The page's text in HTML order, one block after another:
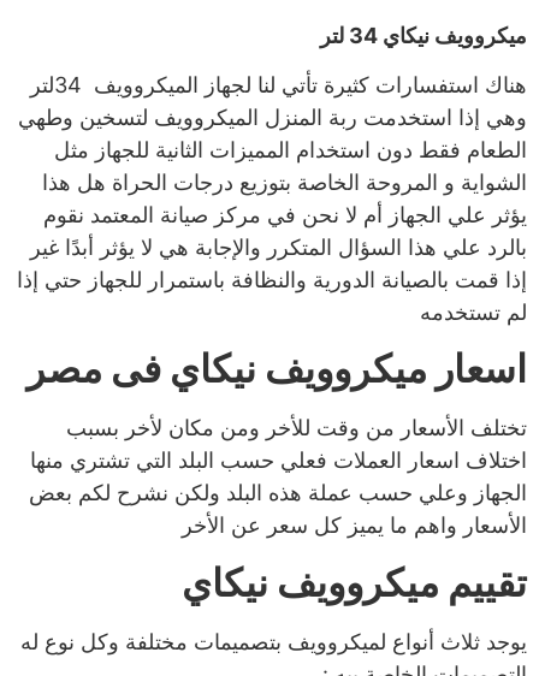
ميكروويف نيكاي 34 لتر
هناك استفسارات كثيرة تأتي لنا لجهاز الميكروويف 34لتر
وهي إذا استخدمت ربة المنزل الميكروويف لتسخين وطهي
الطعام فقط دون استخدام المميزات الثانية للجهاز مثل
الشواية و المروحة الخاصة بتوزيع درجات الحراة هل هذا
يؤثر علي الجهاز أم لا نحن في مركز صيانة المعتمد نقوم
بالرد علي هذا السؤال المتكرر والإجابة هي لا يؤثر أبدًا غير
إذا قمت بالصيانة الدورية والنظافة باستمرار للجهاز حتي إذا
لم تستخدمه
اسعار ميكروويف نيكاي فى مصر
تختلف الأسعار من وقت للأخر ومن مكان لأخر بسبب
اختلاف اسعار العملات فعلي حسب البلد التي تشتري منها
الجهاز وعلي حسب عملة هذه البلد ولكن نشرح لكم بعض
الأسعار واهم ما يميز كل سعر عن الأخر
تقييم ميكروويف نيكاي
يوجد ثلاث أنواع لميكروويف بتصميمات مختلفة وكل نوع له